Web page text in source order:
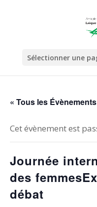
Sélectionner une
« Tous les Évènements
Cet évènement est
Journée
des
débat